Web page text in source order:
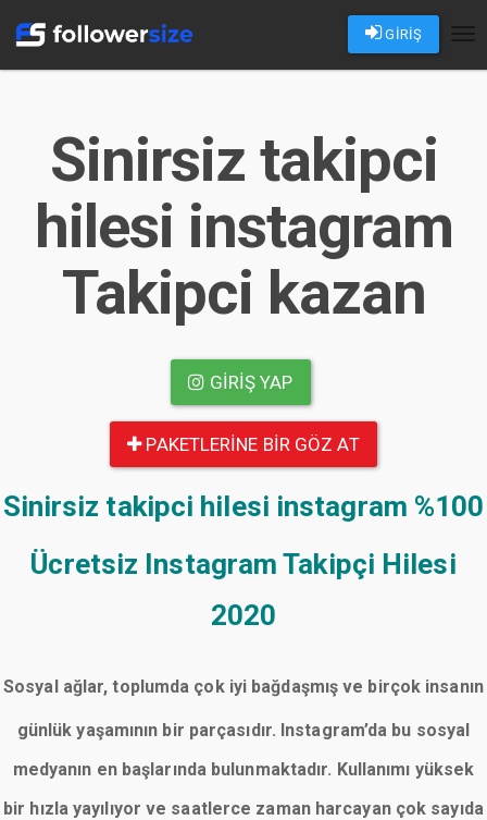
GİRİŞ
Sinirsiz takipci
hilesi instagram
Takipci kazan
GIRIŞ YAP
PAKETLERINE BIR GÖZ AT
Sinirsiz takipci hilesi instagram %100
Ücretsiz Instagram Takipçi Hilesi
2020
Sosyal ağlar, toplumda çok iyi bağdaşmış ve birçok insanın
günlük yaşamının bir parçasıdır. Instagram’da bu sosyal
medyanın en başlarında bulunmaktadır. Kullanımı yüksek
bir hızla yayılıyor ve saatlerce zaman harcayan çok sayıda